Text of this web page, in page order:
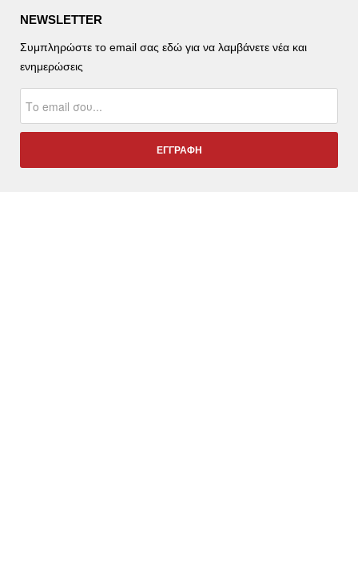
NEWSLETTER
Συμπληρώστε το email σας εδώ για να λαμβάνετε νέα και
ενημερώσεις